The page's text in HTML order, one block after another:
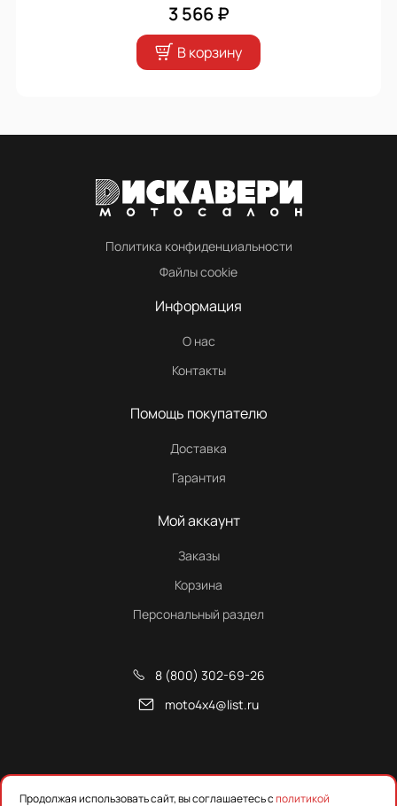
3 566 ₽
В корзину
Политика конфиденциальности
Файлы cookie
Информация
О нас
Контакты
Помощь покупателю
Доставка
Гарантия
Мой аккаунт
Заказы
Корзина
Персональный раздел
8 (800) 302-69-26
moto4x4@list.ru
Снегоходы, квадроциклы и запчасти от Русской Механики
Продолжая использовать сайт, вы соглашаетесь сполитикой